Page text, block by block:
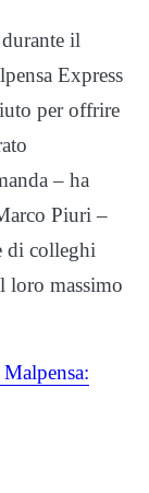
il
Express
per offrire
– ha
Piuri –
di colleghi
loro massimo